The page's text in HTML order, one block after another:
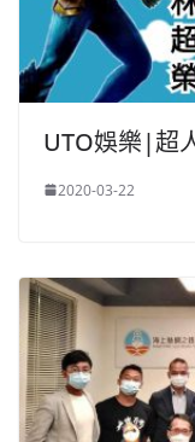
UTO娛樂|超
2020-03-22